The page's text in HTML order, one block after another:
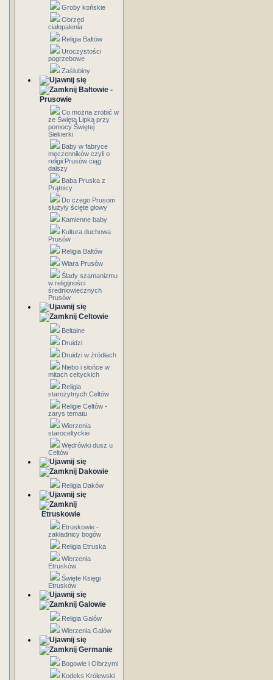
Groby końskie
Obrzęd
ciałopalenia
Religia Bałtów
Uroczystości
pogrzebowe
Zaślubiny
Bałtowie -
Prusowie
Co można zrobić w
ze Świętą Lipką przy
pomocy Świętej
Siekierki
Baby w fabryce
męczenników czyli o
religii Prusów ciąg
dalszy
Baba Pruska z
Prątnicy
Do czego Prusom
służyły ścięte głowy
Kamienne baby
Kultura duchowa
Prusów
Religia Bałtów
Wiara Prusów
Ślady szamanizmu
w religijności
średniowiecznych
Prusów
Celtowie
Beltaine
Druidzi
Druidzi w źródłach
Niebo i słońce w
mitach celtyckich
Religia
starożytnych Celtów
Religie Celtów -
zarys tematu
Wierzenia
staroceltyckie
Wędrówki dusz u
Celtów
Dakowie
Religia Daków
Etruskowie
Etruskowie -
zakładnicy bogów
Religia Etruska
Wierzenia
Etrusków
Święte Księgi
Etrusków
Galowie
Religia Galów
Wierzenia Galów
Germanie
Bogowie i Olbrzymi
Kodeks Królewski